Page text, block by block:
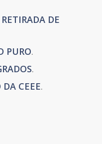
DE
PURO.
.
CEEE.